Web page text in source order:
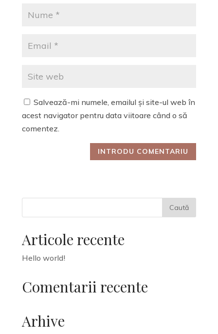
Salvează-mi numele, emailul și site-ul web în
acest navigator pentru data viitoare când o să
comentez.
Articole recente
Hello world!
Comentarii recente
Arhive